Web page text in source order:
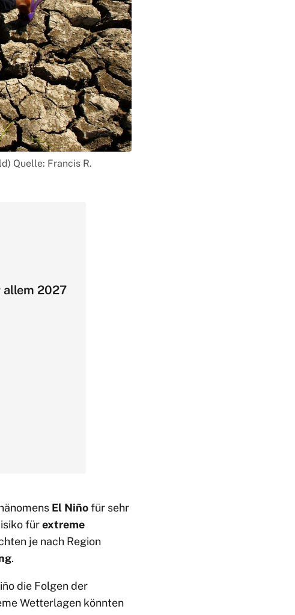
Quelle: Francis R.
allem 2027
El Niñofür sehr
fürextreme
je nach Region
.
die Folgen der
Wetterlagen könnten